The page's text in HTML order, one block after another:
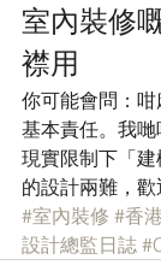
室內裝修
襟用
你可能會問：
基本責任。我
現實限制下「
的設計兩難，歡
#室內裝修 #香
設計總監日誌